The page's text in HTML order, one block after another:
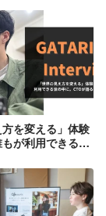
方を変える」体験
が利用できる世
インタビュ